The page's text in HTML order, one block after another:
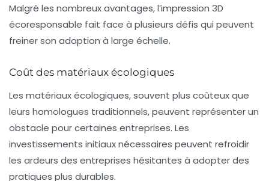
Malgré les nombreux avantages, l’impression 3D
écoresponsable fait face à plusieurs défis qui peuvent
freiner son adoption à large échelle.
Coût des matériaux écologiques
Les matériaux écologiques, souvent plus coûteux que
leurs homologues traditionnels, peuvent représenter un
obstacle pour certaines entreprises. Les
investissements initiauxnécessaires peuvent refroidir
les ardeurs des entreprises hésitantes à adopter des
pratiques plus durables.